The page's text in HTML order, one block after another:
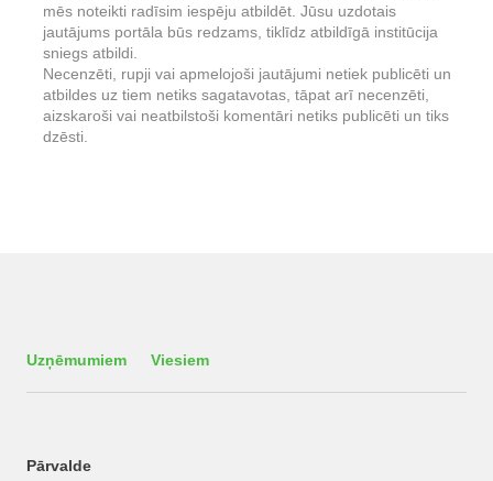
mēs noteikti radīsim iespēju atbildēt. Jūsu uzdotais
jautājums portāla būs redzams, tiklīdz atbildīgā institūcija
sniegs atbildi.
Necenzēti, rupji vai apmelojoši jautājumi netiek publicēti un
atbildes uz tiem netiks sagatavotas, tāpat arī necenzēti,
aizskaroši vai neatbilstoši komentāri netiks publicēti un tiks
dzēsti.
Uzņēmumiem Viesiem
Pārvalde